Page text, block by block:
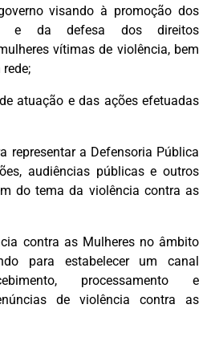
visando à promoção dos
e da defesa dos direitos
vítimas de violência, bem
atuação e das ações efetuadas
representar a Defensoria Pública
audiências públicas e outros
do tema da violência contra as
contra as Mulheres no âmbito
para estabelecer um canal
processamento e
de violência contra as